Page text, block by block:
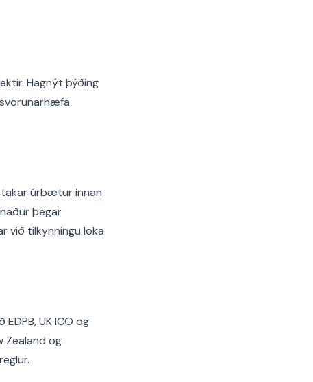
Hagnýt þýðing
úrbætur innan
þegar
við tilkynningu loka
UK ICO og
Zealand og